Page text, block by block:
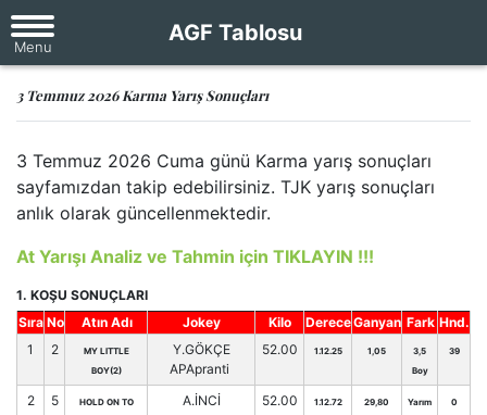
AGF Tablosu
3 Temmuz 2026 Karma Yarış Sonuçları
3 Temmuz 2026 Cuma günü Karma yarış sonuçları
sayfamızdan takip edebilirsiniz. TJK yarış sonuçları
anlık olarak güncellenmektedir.
At Yarışı Analiz ve Tahmin için TIKLAYIN !!!
1. KOŞU SONUÇLARI
Sıra No Atın Adı Jokey Kilo DereceGanyan Fark Hnd.
1
2
MY LITTLE
BOY(2)
Y.GÖKÇE
APApranti
52.00 1.12.25 1,05
3,5
Boy
39
2 5
HOLD ON TO
A.İNCİ 52.00 1.12.72 29,80
Yarım
0